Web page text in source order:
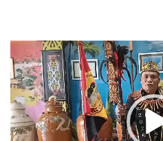
Pemutar
Video